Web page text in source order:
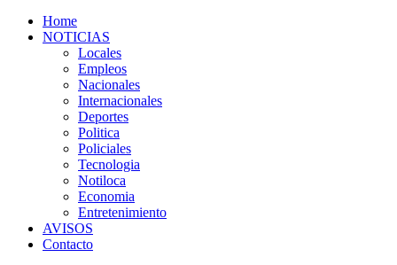
Home
NOTICIAS
Locales
Empleos
Nacionales
Internacionales
Deportes
Politica
Policiales
Tecnologia
Notiloca
Economia
Entretenimiento
AVISOS
Contacto